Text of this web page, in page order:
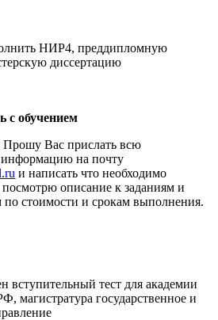
НИР4, преддипломную
диссертацию
с обучением
Прошу Вас прислать всю
на почту
и написать что необходимо
описание к заданиям и
стоимости и срокам выполнения.
вступительный тест для академии
магистратура государственное и